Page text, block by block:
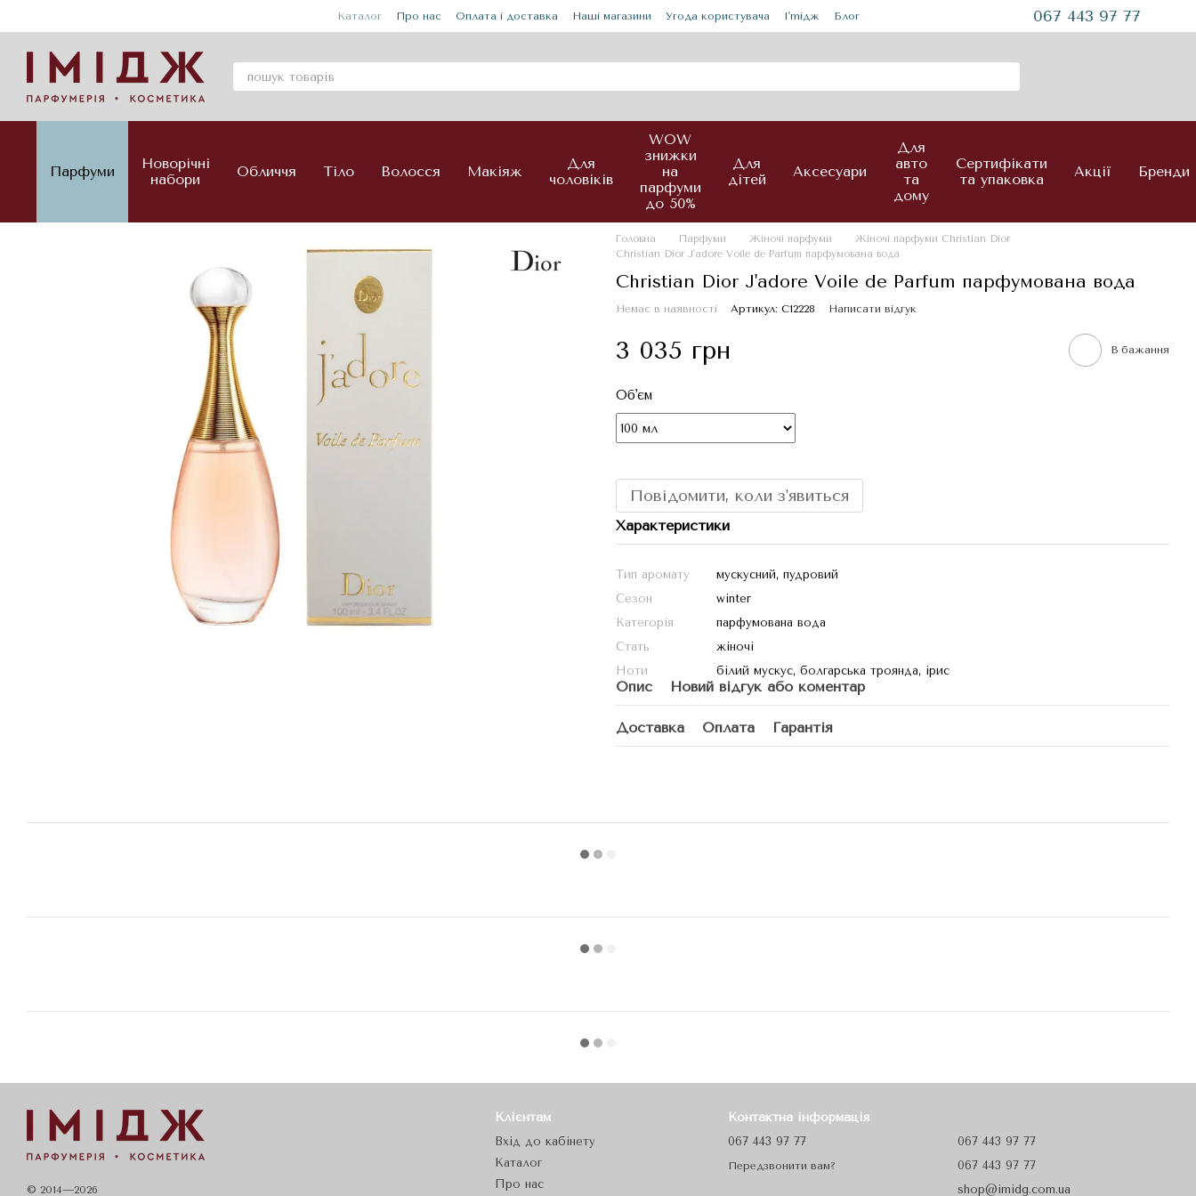
Каталог Про нас Оплата і доставка Наші магазини Угода користувача I'mідж Блог 067 443 97 77
Парфуми
Новорічні
набори
Обличчя Тіло Волосся Макіяж
Для
чоловіків
WOW
знижки
на
парфуми
до 50%
Для
дітей
Аксесуари
Для
авто
та
дому
Сертифікати
та упаковка
Акції Бренди
Головна Парфуми Жіночі парфуми
Жіночі парфуми Christian Dior
Christian Dior J'adore Voile de Parfum парфумована вода
Christian Dior J'adore Voile de Parfum парфумована вода
Немає в наявності Артикул: С12228 Написати відгук
3 035 грн В бажання
Об'єм
Повідомити, коли з'явиться
Характеристики
Тип аромату
мускусний, пудровий
Сезон
winter
Категорія
парфумована вода
Стать
жіночі
Ноти
білий мускус, болгарська троянда, ірис
Опис Новий відгук або коментар
Доставка Оплата Гарантія
© 2014—2026
Клієнтам
Вхід до кабінету
Каталог
Про нас
Контактна інформація
067 443 97 77
Передзвонити вам?
067 443 97 77
067 443 97 77
shop@imidg.com.ua